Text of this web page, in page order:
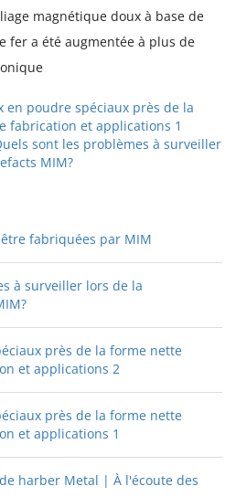
magnétique doux à base de
fer a été augmentée à plus de
en poudre spéciaux près de la
fabrication et applications 1
sont les problèmes à surveiller
MIM?
fabriquées par MIM
à surveiller lors de la
près de la forme nette
et applications 2
près de la forme nette
et applications 1
harber Metal | À l'écoute des